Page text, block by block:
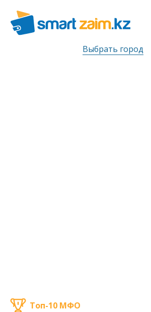
Выбрать город
Топ-10 МФО